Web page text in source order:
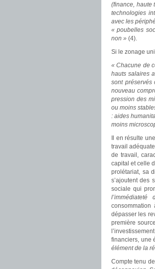
(finance, haute
technologies
avec les
« poubelles
non » (4).
Si le zonage
« Chacune de
hauts salaires
sont préservés
nouveau
pression des
ou moins
: aides
moins
Il en résulte
travail
de travail,
capital et celle
prolétariat, sa
s’ajoutent des
sociale qui
dépasser les
première
financiers, une
élément de la
Compte tenu